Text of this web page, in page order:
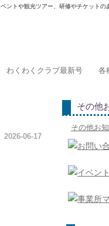
ントや観光ツアー、研修やチケットの
わくわくクラブ最新号 各
2026-06-17
その他
その他お